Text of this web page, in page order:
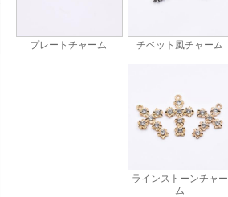
プレートチャーム チベット風チャーム
ラインストーンチャー
ム